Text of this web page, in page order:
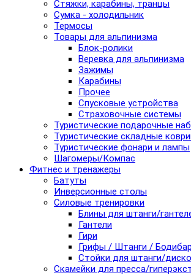
Стяжки, карабины, транцы
Сумка - холодильник
Термосы
Товары для альпинизма
Блок-ролики
Веревка для альпинизма
Зажимы
Карабины
Прочее
Спусковые устройства
Страховочные системы
Туристические подарочные
Туристические складные
Туристические фонари и лампы
Шагомеры/Компас
Фитнес и тренажеры
Батуты
Инверсионные столы
Силовые тренировки
Блины для штанги/
Гантели
Гири
Грифы / Штанги /
Стойки для штанги/
Скамейки для пресса/